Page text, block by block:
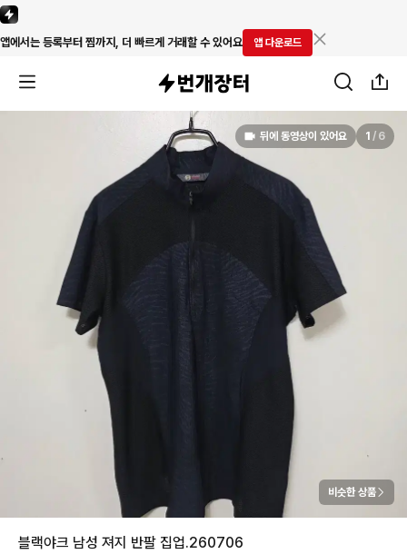
앱에서는 등록부터 찜까지, 더 빠르게 거래할 수 있어요 앱 다운로드
뒤에 동영상이 있어요 1 / 6
비슷한 상품
블랙야크 남성 져지 반팔 집업.260706